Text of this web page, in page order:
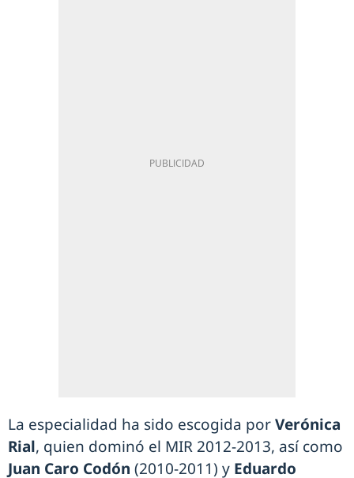
La especialidad ha sido escogida porVerónica
Rial, quien dominó el MIR 2012-2013, así como
Juan Caro Codón (2010-2011) y Eduardo